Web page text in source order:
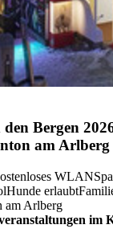
Bergen
am Arlberg
WLAN
Hunde erlaubt
am Arlberg
im